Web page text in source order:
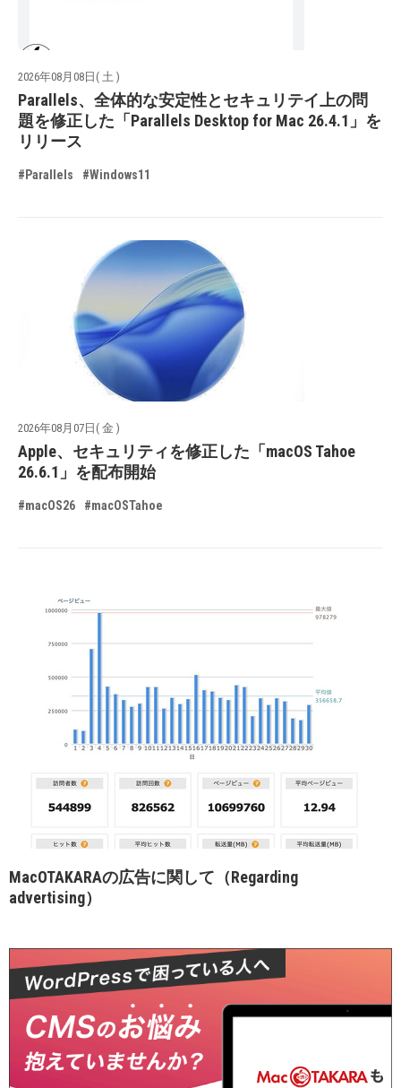
2026年08月08日( 土 )
Parallels、全体的な安定性とセキュリテイ上の問
題を修正した「Parallels Desktop for Mac 26.4.1」を
リリース
#Parallels #Windows11
2026年08月07日( 金 )
Apple、セキュリティを修正した「macOS Tahoe
26.6.1」を配布開始
#macOS26 #macOSTahoe
MacOTAKARAの広告に関して（Regarding
advertising）